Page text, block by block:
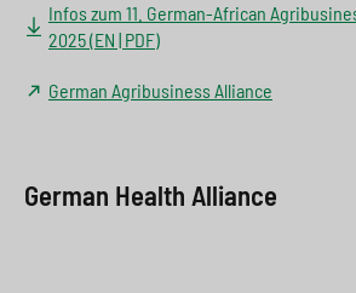
Infos zum 11. German-African
2025 (EN | PDF)
German Agribusiness Alliance
German Health Alliance